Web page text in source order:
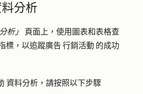
分析
析」
頁面上，使用圖表和表格查
標，以追蹤廣告 行銷活動 的成功
資料分析，請按照以下步驟